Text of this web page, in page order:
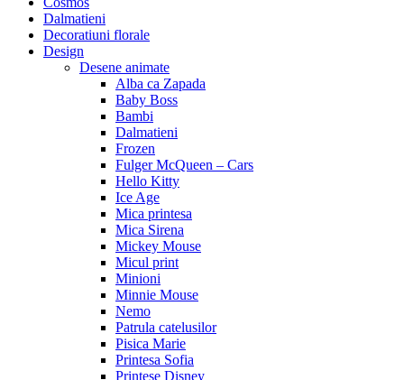
Dalmatieni
Decoratiuni florale
Design
Desene animate
Alba ca Zapada
Baby Boss
Bambi
Dalmatieni
Frozen
Fulger McQueen – Cars
Hello Kitty
Ice Age
Mica printesa
Mica Sirena
Mickey Mouse
Micul print
Minioni
Minnie Mouse
Nemo
Patrula catelusilor
Pisica Marie
Printesa Sofia
Printese Disney